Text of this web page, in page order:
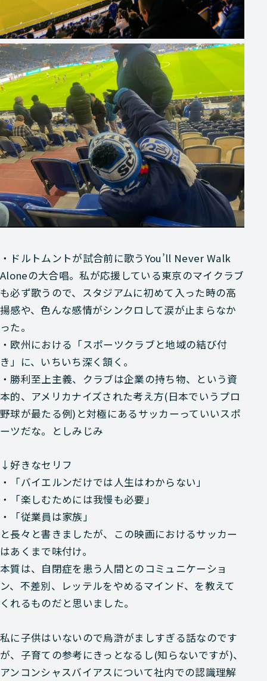
・ドルトムントが試合前に歌うYou’ll Never Walk
Aloneの大合唱。私が応援している東京のマイクラブ
も必ず歌うので、スタジアムに初めて入った時の高
揚感や、色んな感情がシンクロして涙が止まらなか
った。
・欧州における「スポーツクラブと地域の結び付
き」に、いちいち深く頷く。
・勝利至上主義、クラブは企業の持ち物、という資
本的、アメリカナイズされた考え方(日本でいうプロ
野球が最たる例)と対極にあるサッカーっていいスポ
ーツだな。としみじみ
↓好きなセリフ
・「バイエルンだけでは人生はわからない」
・「楽しむためには我慢も必要」
・「従業員は家族」
と長々と書きましたが、この映画におけるサッカー
はあくまで味付け。
本質は、自閉症を患う人間とのコミュニケーショ
ン、不差別、レッテルをやめるマインド、を教えて
くれるものだと思いました。
私に子供はいないので烏滸がましすぎる話なのです
が、子育ての参考にきっとなるし(知らないですが)、
アンコンシャスバイアスについて社内での認識理解